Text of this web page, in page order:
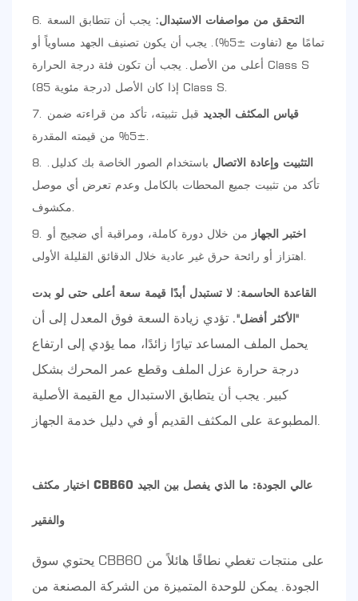
التحقق من مواصفات الاستبدال: يجب أن تتطابق السعة
تمامًا مع (تفاوت ±5%). يجب أن يكون تصنيف الجهد مساوياً أو
أعلى من الأصل. يجب أن تكون فئة درجة الحرارة Class S
(85 درجة مئوية) إذا كان الأصل Class S.
قياس المكثف الجديد قبل تثبيته، تأكد من قراءته ضمن
التثبيت وإعادة الاتصال باستخدام الصور الخاصة بك كدليل.
تأكد من تثبيت جميع المحطات بالكامل وعدم تعرض أي موصل
اختبر الجهاز من خلال دورة كاملة، ومراقبة أي ضجيج أو
القاعدة الحاسمة: لا تستبدل أبدًا قيمة سعة أعلى حتى لو بدت
"الأكثر أفضل". تؤدي زيادة السعة فوق المعدل إلى أن
يحمل الملف المساعد تيارًا زائدًا، مما يؤدي إلى ارتفاع
درجة حرارة عزل الملف وقطع عمر المحرك بشكل
كبير. يجب أن يتطابق الاستبدال مع القيمة الأصلية
اختيار مكثف CBB60 عالي الجودة: ما الذي يفصل بين الجيد
والفقير
يحتوي سوق CBB60 على منتجات تغطي نطاقًا هائلاً من
الجودة. يمكن للوحدة المتميزة من الشركة المصنعة من